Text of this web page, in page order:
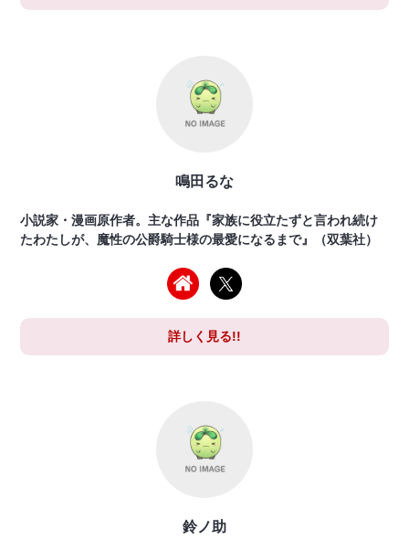
鳴田るな
小説家・漫画原作者。主な作品『家族に役立たずと言われ続け
たわたしが、魔性の公爵騎士様の最愛になるまで』（双葉社）
詳しく見る!!
鈴ノ助